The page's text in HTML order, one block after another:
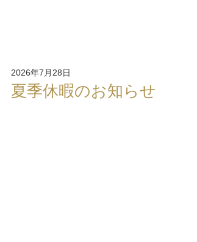
2026年7月28日
夏季休暇のお知らせ